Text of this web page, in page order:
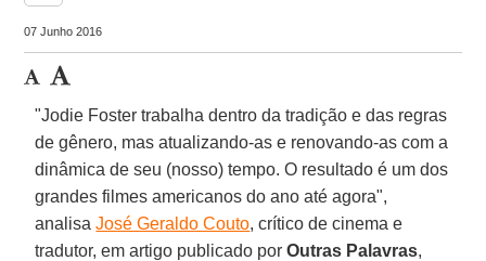
07 Junho 2016
"Jodie Foster trabalha dentro da tradição e das regras
de gênero, mas atualizando-as e renovando-as com a
dinâmica de seu (nosso) tempo. O resultado é um dos
grandes filmes americanos do ano até agora",
analisaJosé Geraldo Couto, crítico de cinema e
tradutor, em artigo publicado porOutras Palavras,